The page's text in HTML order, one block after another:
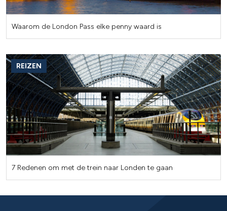
Waarom de London Pass elke penny waard is
REIZEN
7 Redenen om met de trein naar Londen te gaan